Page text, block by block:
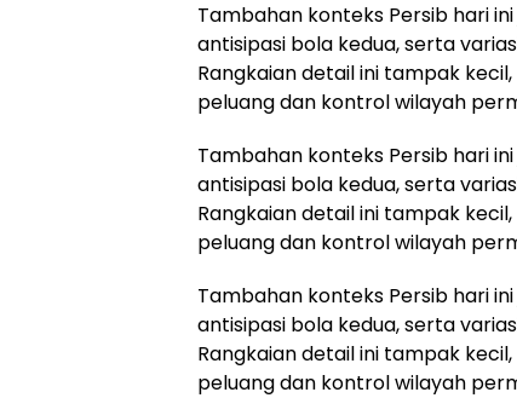
Tambahan konteks Persib hari
antisipasi bola kedua, serta
Rangkaian detail ini tampak
peluang dan kontrol wilayah
Tambahan konteks Persib hari
antisipasi bola kedua, serta
Rangkaian detail ini tampak
peluang dan kontrol wilayah
Tambahan konteks Persib hari
antisipasi bola kedua, serta
Rangkaian detail ini tampak
peluang dan kontrol wilayah